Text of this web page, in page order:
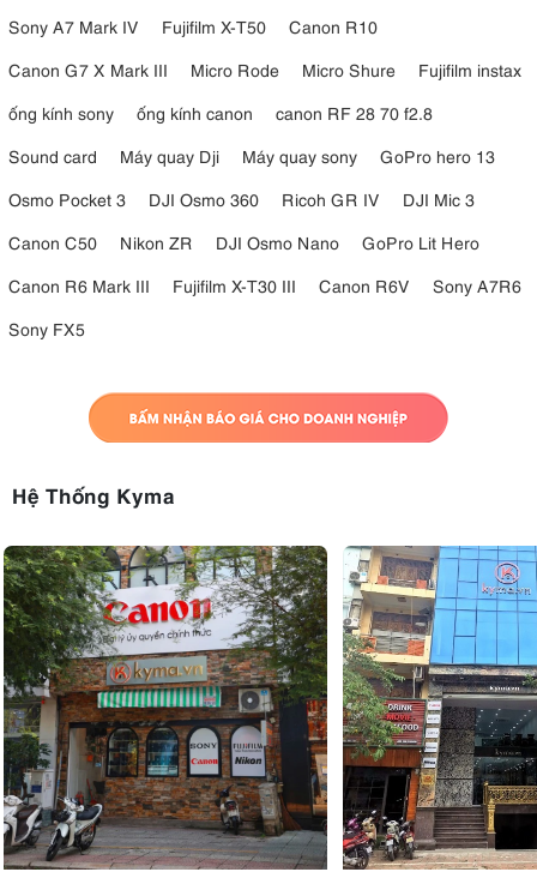
Sony A7 Mark IV
Fujifilm X-T50
Canon R10
Canon G7 X Mark III
Micro Rode Micro Shure
Fujifilm instax
ống kính sony
ống kính canon
canon RF 28 70 f2.8
Sound card
Máy quay Dji Máy quay sony
GoPro hero 13
Osmo Pocket 3
DJI Osmo 360 Ricoh GR IV
DJI Mic 3
Canon C50
Nikon ZR DJI Osmo Nano
GoPro Lit Hero
Canon R6 Mark III
Fujifilm X-T30 III Canon R6V
Sony A7R6
Sony FX5
Hệ Thống Kyma